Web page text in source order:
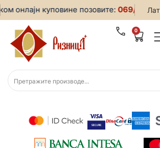
онлајн куповине позовите:069/5599-
0